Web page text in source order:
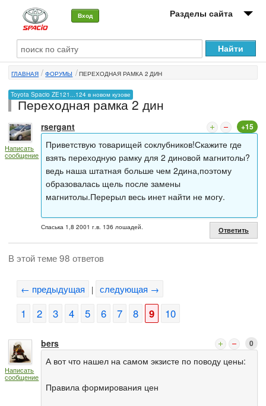
Вход Разделы сайта
О машине
Автоклуб
Форумы
Сервисы и услуги
Новости
ГЛАВНАЯ ФОРУМЫ ПЕРЕХОДНАЯ РАМКА 2 ДИН
Toyota Spacio ZE121...124 в новом кузове
Переходная рамка 2 дин
Написать
сообщение
rsergant +15
Приветствую товарищей соклубников!Скажите где
взять переходную рамку для 2 диновой магнитолы?
ведь наша штатная больше чем 2дина,поэтому
образовалась щель после замены
магнитолы.Перерыл весь инет найти не могу.
Спаська 1,8 2001 г.в. 136 лошадей. Ответить
В этой теме 98 ответов
← предыдущая | следующая →
1 2 3 4 5 6 7 8 9 10
Написать
сообщение
bers 0
А вот что нашел на самом экзисте по поводу цены:
Правила формирования цен